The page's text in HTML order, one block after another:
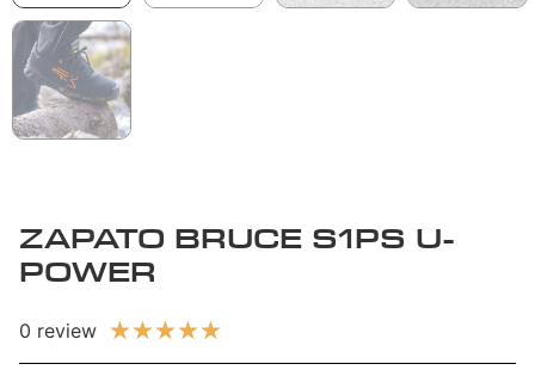
ZAPATO BRUCE S1PS U-
POWER
0 review ★★★★★